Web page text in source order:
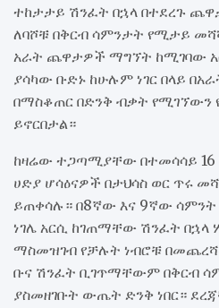
ተከታታይ ሽንፈት በኋላ በተደረጉ
ለባሾቹ በቅርብ ሳምንታት የሚታይ
አራት ጨዋታዎች ማግኘት ከሚገባው
ያሳካው ቡድኑ ከሁሉም ነገር በላይ
በማስቆጠር በድንቅ ብቃት
ይኖርበታል።
ከዛሬው ተጋጣሚያቸው በተመሳሳይ 16
ሀድያ ሆሳዕናዎች በታህሳስ ወር ጥሩ
ይጠቀሳሉ። በ8ኛው እና 9ኛው
ነገሌ አርሲ ከገጠማቸው ሽንፈት
ማስመዝገብ የቻሉት ነብሮቹ
ቡና ሽንፈት ቢገጥማቸውም በቅርብ
ያስመዘገቡት ውጤት ድንቅ ነበር።